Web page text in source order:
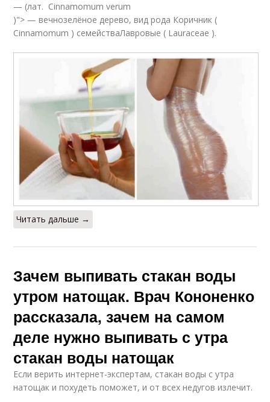
— (лат. Cinnamomum verum
)"> — вечнозелёное дерево, вид рода Коричник (
Cinnamomum ) семействаЛавровые ( Lauraceae ).
Читать дальше →
Зачем выпивать стакан воды
утром натощак. Врач Кононенко
рассказала, зачем на самом
деле нужно выпивать с утра
стакан воды натощак
Если верить интернет-экспертам, стакан воды с утра
натощак и похудеть поможет, и от всех недугов излечит.